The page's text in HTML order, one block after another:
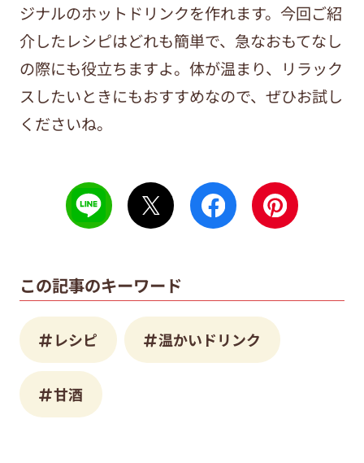
ジナルのホットドリンクを作れます。今回ご紹
介したレシピはどれも簡単で、急なおもてなし
の際にも役立ちますよ。体が温まり、リラック
スしたいときにもおすすめなので、ぜひお試し
くださいね。
この記事のキーワード
レシピ 温かいドリンク
甘酒